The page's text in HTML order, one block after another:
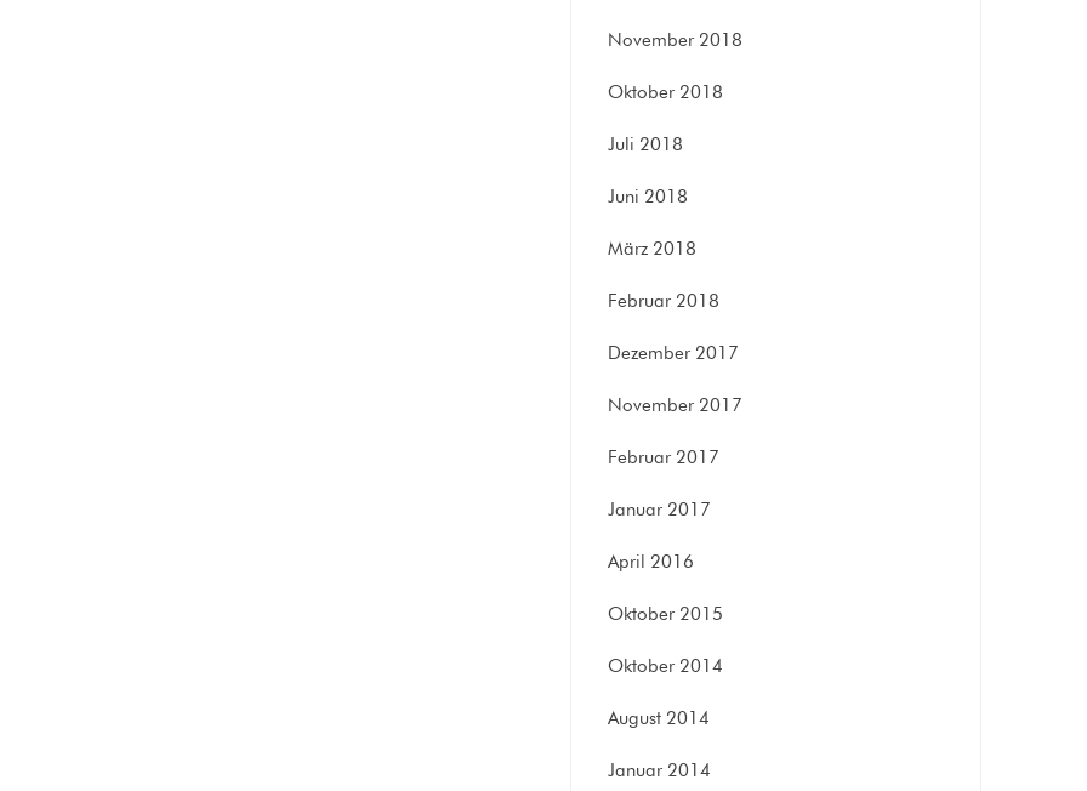
November 2018
Oktober 2018
Juli 2018
Juni 2018
März 2018
Februar 2018
Dezember 2017
November 2017
Februar 2017
Januar 2017
April 2016
Oktober 2015
Oktober 2014
August 2014
Januar 2014